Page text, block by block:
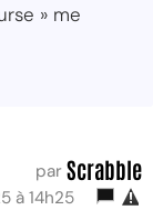
» me
par Scrabble
à 14h25